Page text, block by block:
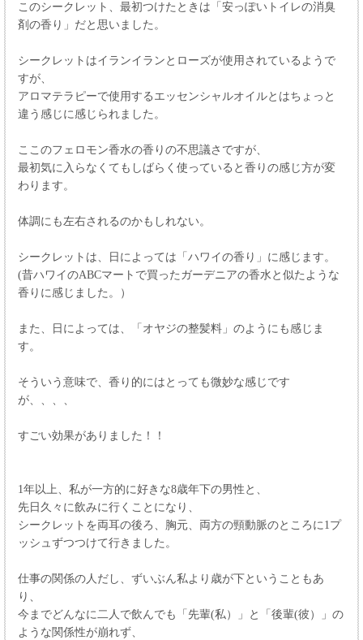
このシークレット、最初つけたときは「安っぽいトイレの消臭
剤の香り」だと思いました。
シークレットはイランイランとローズが使用されているようで
すが、
アロマテラピーで使用するエッセンシャルオイルとはちょっと
違う感じに感じられました。
ここのフェロモン香水の香りの不思議さですが、
最初気に入らなくてもしばらく使っていると香りの感じ方が変
わります。
体調にも左右されるのかもしれない。
シークレットは、日によっては「ハワイの香り」に感じます。
(昔ハワイのABCマートで買ったガーデニアの香水と似たような
香りに感じました。）
また、日によっては、「オヤジの整髪料」のようにも感じま
す。
そういう意味で、香り的にはとっても微妙な感じです
が、、、、
すごい効果がありました！！
1年以上、私が一方的に好きな8歳年下の男性と、
先日久々に飲みに行くことになり、
シークレットを両耳の後ろ、胸元、両方の頸動脈のところに1プ
ッシュずつつけて行きました。
仕事の関係の人だし、ずいぶん私より歳が下ということもあ
り、
今までどんなに二人で飲んでも「先輩(私）」と「後輩(彼）」の
ような関係性が崩れず、